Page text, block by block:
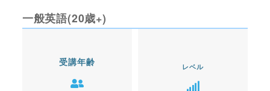
一般英語(20歳+)
受講年齢 レベル